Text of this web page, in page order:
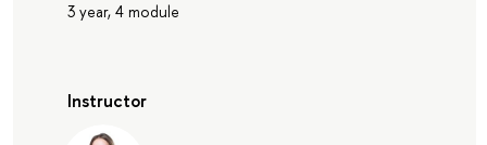
3 year, 4 module
Instructor